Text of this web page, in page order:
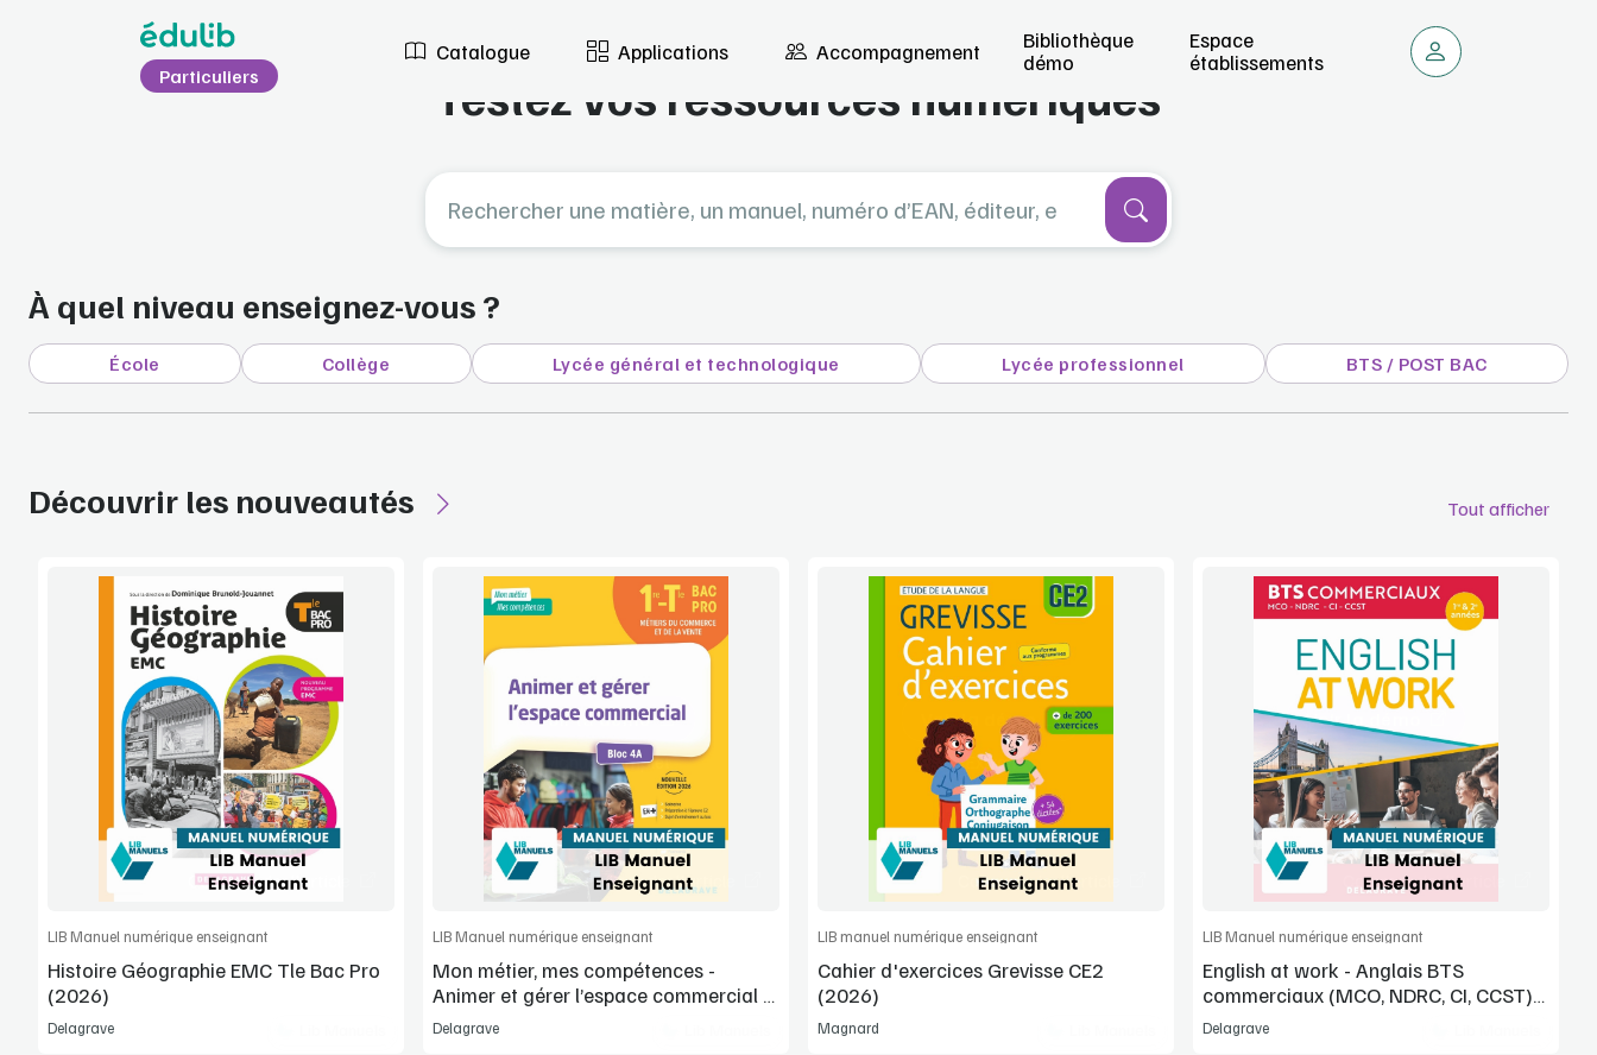
Particuliers
Catalogue Applications Accompagnement
Bibliothèque
démo
Espace
établissements
Bibliothèque de démo
Testez vos ressources numériques
À quel niveau enseignez-vous ?
École Collège Lycée général et technologique Lycée professionnel BTS / POST BAC
Découvrir les nouveautés Tout afficher
Voir la démo
Manuel complet
Commander l'article
LIB Manuel numérique enseignant
Histoire Géographie EMC Tle Bac Pro
(2026)
Delagrave
Voir la démo
Manuel complet
Commander l'article
LIB Manuel numérique enseignant
Mon métier, mes compétences -
Animer et gérer l’espace commercial -
Bloc 4 A - 1ère, Tle Bac Pro (2026)
Delagrave
Voir la démo
Extrait
Commander l'article
LIB manuel numérique enseignant
Cahier d'exercices Grevisse CE2
(2026)
Magnard
Voir la démo
Manuel complet
Commander l'article
LIB Manuel numérique enseignant
English at work - Anglais BTS
commerciaux (MCO, NDRC, CI, CCST)
1re et 2e années (2026)
Delagrave